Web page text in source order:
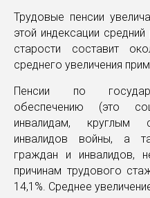
Трудовые пенсии
этой индексации
старости составит
среднего увеличения
Пенсии по
обеспечению (это
инвалидам, круглым
инвалидов войны, а
граждан и инвалидов,
причинам трудового
14,1%. Среднее